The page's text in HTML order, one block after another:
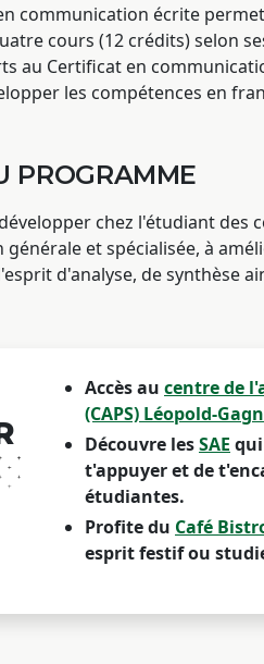
communication écrite
cours (12 crédits) selon
au Certificat en
les compétences en
PROGRAMME
chez l'étudiant des
générale et spécialisée, à
d'analyse, de synthèse
Accès au centre de
(CAPS) Léopold-
Découvre lesSAE
t'appuyer et de
étudiantes.
Profite du Café
esprit festif ou